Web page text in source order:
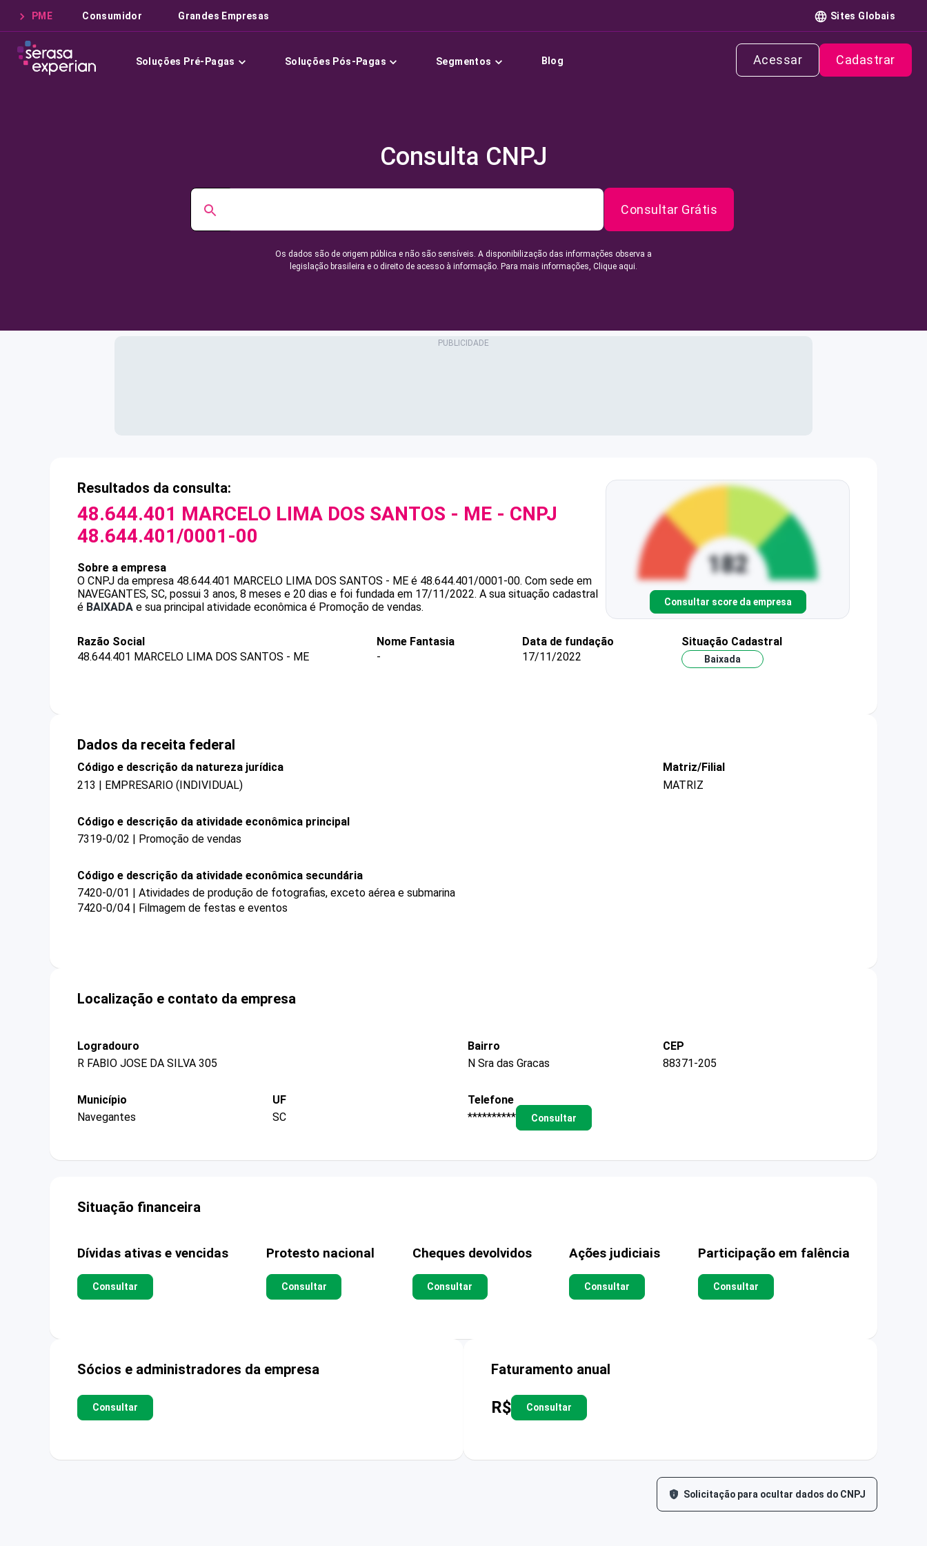
PME Consumidor Grandes Empresas Sites Globais
Soluções Pré-Pagas Soluções Pós-Pagas Segmentos Blog Acessar Cadastrar
Consulta CNPJ
Consultar Grátis
Os dados são de origem pública e não são sensíveis. A disponibilização das informações observa a
legislação brasileira e o direito de acesso à informação. Para mais informações, Clique aqui.
Resultados da consulta:
48.644.401 MARCELO LIMA DOS SANTOS - ME - CNPJ
48.644.401/0001-00
Sobre a empresa
O CNPJ da empresa 48.644.401 MARCELO LIMA DOS SANTOS - ME é 48.644.401/0001-00. Com sede em
NAVEGANTES, SC, possui 3 anos, 8 meses e 20 dias e foi fundada em 17/11/2022. A sua situação cadastral
é BAIXADA e sua principal atividade econômica é Promoção de vendas. Consultar score da empresa
Razão Social
48.644.401 MARCELO LIMA DOS SANTOS - ME
Nome Fantasia
-
Data de fundação
17/11/2022
Situação Cadastral
Baixada
Dados da receita federal
Código e descrição da natureza jurídica
213 | EMPRESARIO (INDIVIDUAL)
Matriz/Filial
MATRIZ
Código e descrição da atividade econômica principal
7319-0/02 | Promoção de vendas
Código e descrição da atividade econômica secundária
7420-0/01 | Atividades de produção de fotografias, exceto aérea e submarina
7420-0/04 | Filmagem de festas e eventos
Localização e contato da empresa
Logradouro
R FABIO JOSE DA SILVA 305
Bairro
N Sra das Gracas
CEP
88371-205
Município
Navegantes
UF
SC
Telefone
**********
Consultar
Situação financeira
Dívidas ativas e vencidas
Consultar
Protesto nacional
Consultar
Cheques devolvidos
Consultar
Ações judiciais
Consultar
Participação em falência
Consultar
Sócios e administradores da empresa
Consultar
Faturamento anual
R$ Consultar
Solicitação para ocultar dados do CNPJ